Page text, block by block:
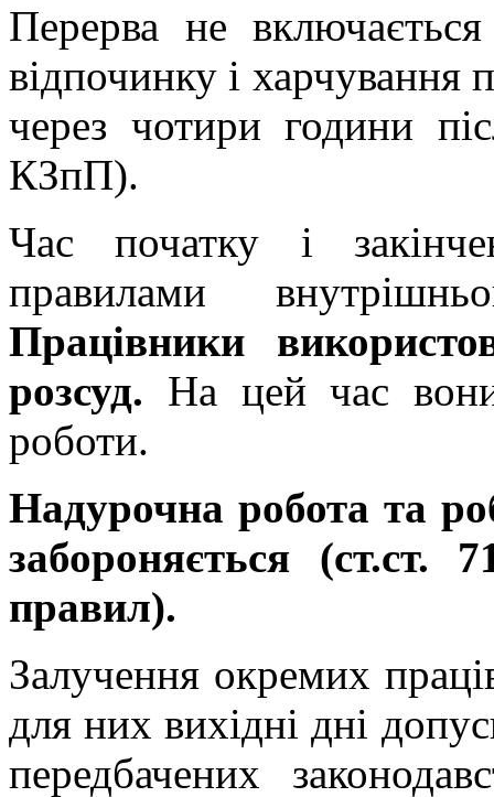
Перерва не
відпочинку і харчування
через чотири години
КЗпП).
Час початку і
правилами
Працівники
розсуд. На цей час
роботи.
Надурочна робота та
забороняється
правил).
Залучення окремих
для них вихідні дні
передбачених